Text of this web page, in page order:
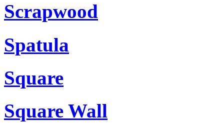
Scrapwood
Spatula
Square
Square Wall